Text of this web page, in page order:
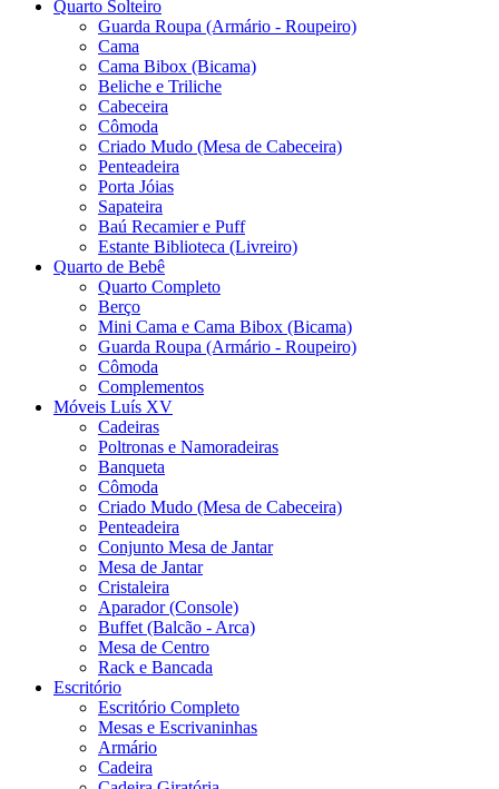
Quarto Solteiro
Guarda Roupa (Armário - Roupeiro)
Cama
Cama Bibox (Bicama)
Beliche e Triliche
Cabeceira
Cômoda
Criado Mudo (Mesa de Cabeceira)
Penteadeira
Porta Jóias
Sapateira
Baú Recamier e Puff
Estante Biblioteca (Livreiro)
Quarto de Bebê
Quarto Completo
Berço
Mini Cama e Cama Bibox (Bicama)
Guarda Roupa (Armário - Roupeiro)
Cômoda
Complementos
Móveis Luís XV
Cadeiras
Poltronas e Namoradeiras
Banqueta
Cômoda
Criado Mudo (Mesa de Cabeceira)
Penteadeira
Conjunto Mesa de Jantar
Mesa de Jantar
Cristaleira
Aparador (Console)
Buffet (Balcão - Arca)
Mesa de Centro
Rack e Bancada
Escritório
Escritório Completo
Mesas e Escrivaninhas
Armário
Cadeira